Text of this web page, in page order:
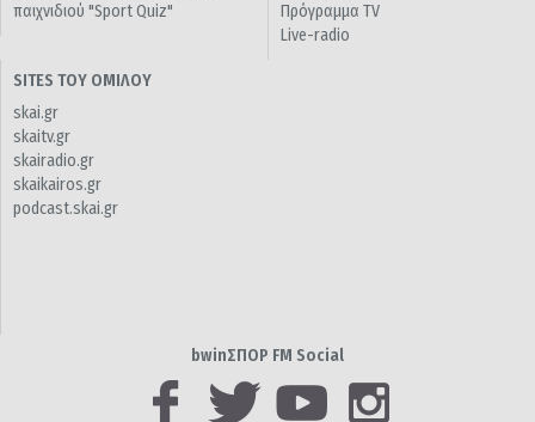
παιχνιδιού "Sport Quiz"
Πρόγραμμα TV
Live-radio
SITES ΤΟΥ ΟΜΙΛΟΥ
skai.gr
skaitv.gr
skairadio.gr
skaikairos.gr
podcast.skai.gr
bwinΣΠΟΡ FM Social